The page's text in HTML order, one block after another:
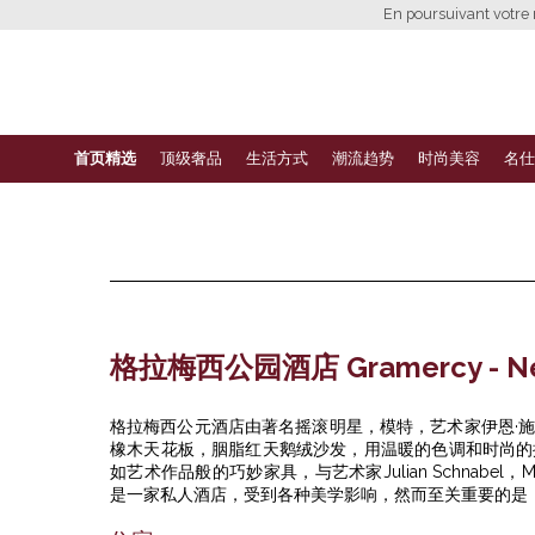
En poursuivant votre
首页精选 顶级奢品 生活方式 潮流趋势 时尚美容 名
格拉梅西公园酒店 Gramercy -
格拉梅西公元酒店由著名摇滚明星，模特，艺术家伊恩·
橡木天花板，胭脂红天鹅绒沙发，用温暖的色调和时尚
如艺术作品般的巧妙家具，与艺术家Julian Schnabel
是一家私人酒店，受到各种美学影响，然而至关重要的